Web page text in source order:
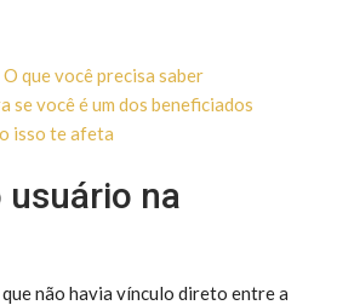
que você precisa saber
você é um dos beneficiados
isso te afeta
na
não havia vínculo direto entre a